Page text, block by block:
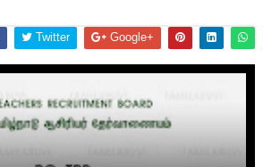
Twitter Google+